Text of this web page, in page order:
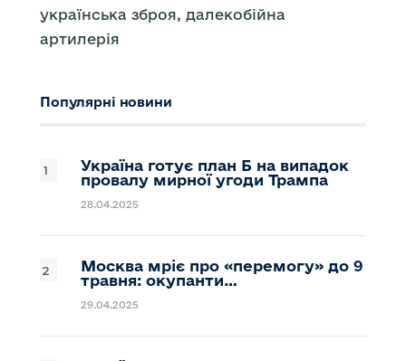
українська зброя, далекобійна
артилерія
Популярні новини
Україна готує план Б на випадок
провалу мирної угоди Трампа
28.04.2025
Москва мріє про «перемогу» до 9
травня: окупанти…
29.04.2025